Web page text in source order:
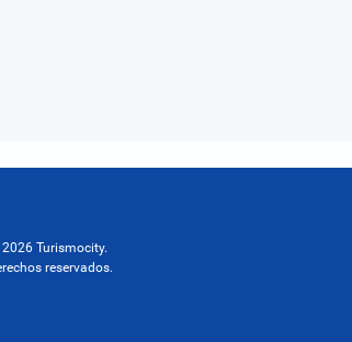
Turismocity.
reservados.